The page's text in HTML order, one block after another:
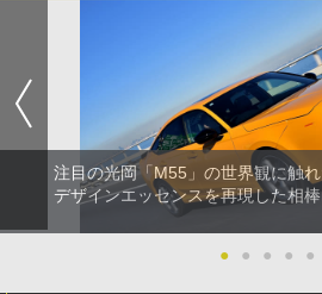
注目の光岡「M55」の世界観に触
デザインエッセンスを再現した相
● ● ● ● ●